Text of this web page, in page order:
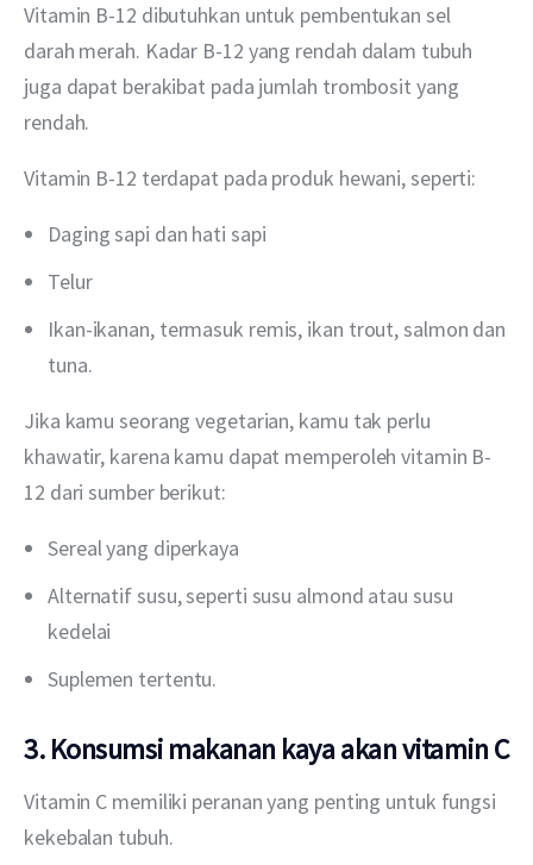
Vitamin B-12 dibutuhkan untuk pembentukan sel
darah merah. Kadar B-12 yang rendah dalam tubuh
juga dapat berakibat pada jumlah trombosit yang
rendah.
Vitamin B-12 terdapat pada produk hewani, seperti:
Daging sapi dan hati sapi
Telur
Ikan-ikanan, termasuk remis, ikan trout, salmon dan
tuna.
Jika kamu seorang vegetarian, kamu tak perlu
khawatir, karena kamu dapat memperoleh vitamin B-
12 dari sumber berikut:
Sereal yang diperkaya
Alternatif susu, seperti susu almond atau susu
kedelai
Suplemen tertentu.
3. Konsumsi makanan kaya akan vitamin C
Vitamin C memiliki peranan yang penting untuk fungsi
kekebalan tubuh.